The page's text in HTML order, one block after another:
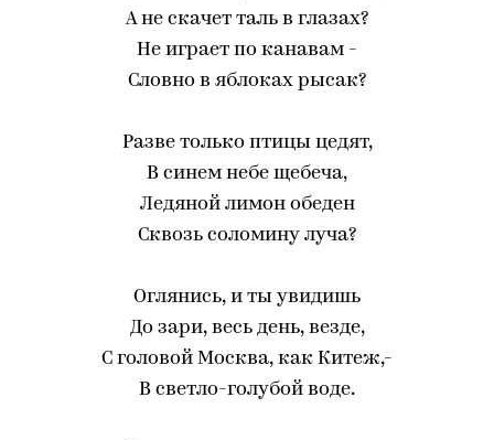
А не скачет таль в глазах?
Не играет по канавам -
Словно в яблоках рысак?
Разве только птицы цедят,
В синем небе щебеча,
Ледяной лимон обеден
Сквозь соломину луча?
Оглянись, и ты увидишь
До зари, весь день, везде,
С головой Москва, как Китеж,-
В светло-голубой воде.